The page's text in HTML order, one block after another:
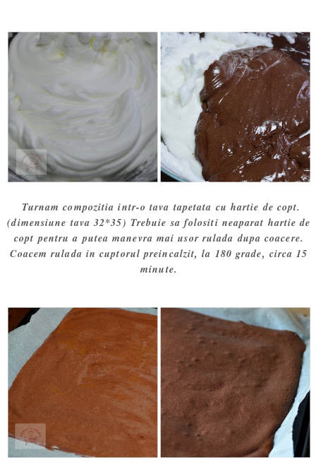
Turnam compozitia intr-o tava tapetata cu hartie de copt.
(dimensiune tava 32*35) Trebuie sa folositi neaparat hartie de
copt pentru a putea manevra mai usor rulada dupa coacere.
Coacem rulada in cuptorul preincalzit, la 180 grade, circa 15
minute.